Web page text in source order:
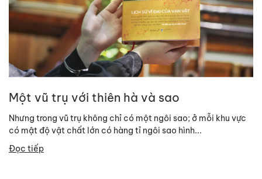
Một vũ trụ với thiên hà và sao
Nhưng trong vũ trụ không chỉ có một ngôi sao; ở mỗi khu vực
có mật độ vật chất lớn có hàng tỉ ngôi sao hình...
Đọc tiếp